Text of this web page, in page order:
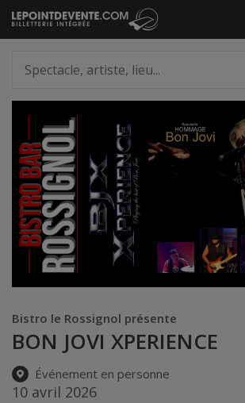
Passer
au
artiste,
lieu...
Bistro le Rossignol présente
BON JOVI XPERIENCE
Événement en personne
10 avril 2026